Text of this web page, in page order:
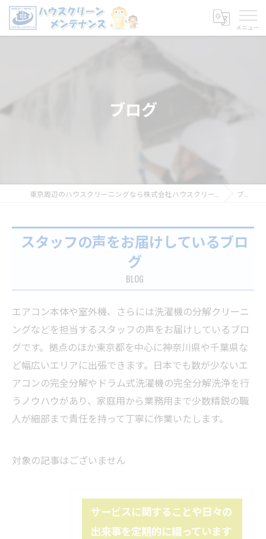
ブログ
ブログ
スタッフの声をお届けしているブロ
グ
BLOG
エアコン本体や室外機、さらには洗濯機の分解クリーニ
ングなどを担当するスタッフの声をお届けしているブロ
グです。拠点のほか東京都を中心に神奈川県や千葉県な
ど幅広いエリアに出張できます。日本でも数が少ないエ
アコンの完全分解やドラム式洗濯機の完全分解洗浄を行
うノウハウがあり、家庭用から業務用まで少数精鋭の職
人が細部まで責任を持って丁寧に作業いたします。
対象の記事はございません
サービスに関することや日々の
出来事を定期的に綴っています